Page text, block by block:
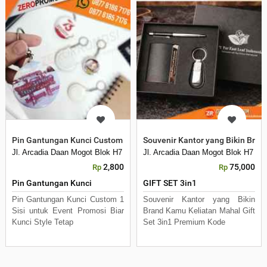
Pin Gantungan Kunci Custom 1 Sisi untuk Event Promosi
Jl. Arcadia Daan Mogot Blok H7 No 16 Daan Mogot Km 21
Rp 2,800
Pin Gantungan Kunci
Pin Gantungan Kunci Custom 1
Sisi untuk Event Promosi Biar
Kunci Style Tetap
Souvenir Kantor yang Bikin
Jl. Arcadia Daan Mogot Blok H7
Rp 75,000
GIFT SET 3in1
Souvenir Kantor yang Bikin
Brand Kamu Keliatan Mahal Gift
Set 3in1 Premium Kode